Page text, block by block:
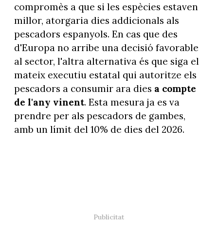
compromès a que si les espècies estaven
millor, atorgaria dies addicionals als
pescadors espanyols. En cas que des
d'Europa no arribe una decisió favorable
al sector, l'altra alternativa és que siga el
mateix executiu estatal qui autoritze els
pescadors a consumir ara dies a compte
de l'any vinent. Esta mesura ja es va
prendre per als pescadors de gambes,
amb un límit del 10% de dies del 2026.